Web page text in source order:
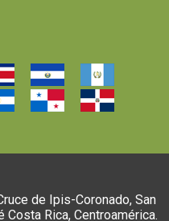
de Ipis-Coronado, San
Rica, Centroamérica.